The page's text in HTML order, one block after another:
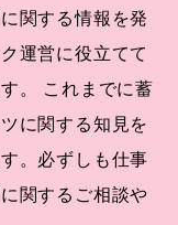
関する情報を発
運営に役立てて
。 これまでに蓄
に関する知見を
。必ずしも仕事
関するご相談や